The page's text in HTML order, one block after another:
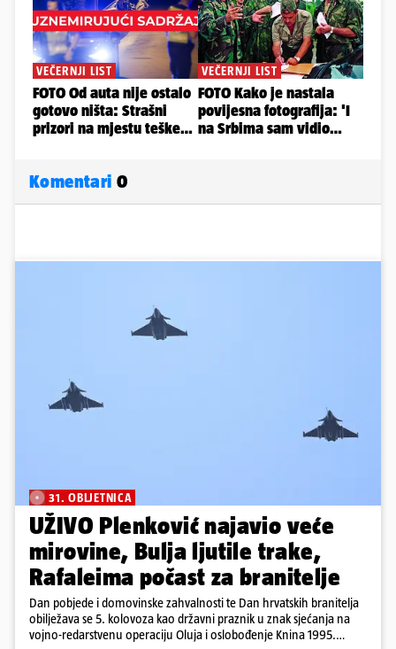
Komentari 0
31. OBLJETNICA
UŽIVO Plenković najavio veće
mirovine, Bulja ljutile trake,
Rafaleima počast za branitelje
Dan pobjede i domovinske zahvalnosti te Dan hrvatskih branitelja
obilježava se 5. kolovoza kao državni praznik u znak sjećanja na
vojno-redarstvenu operaciju Oluja i oslobođenje Knina 1995.